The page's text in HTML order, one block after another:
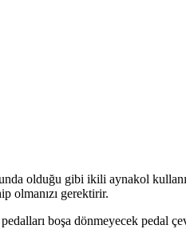
olduğu gibi ikili aynakol
olmanızı gerektirir.
boşa dönmeyecek pedal